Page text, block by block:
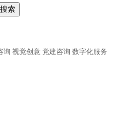
询 视觉创意 党建咨询 数字化服务